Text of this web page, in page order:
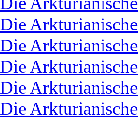
Die
Die
Die
Die
Die